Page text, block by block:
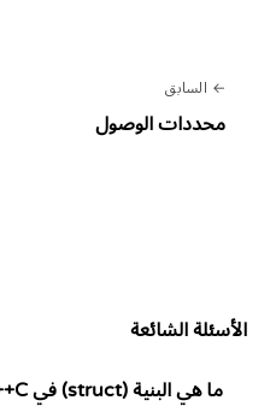
السابق
محددات الوصول
الأسئلة الشائعة
ما هي البنية (struct) في C++؟